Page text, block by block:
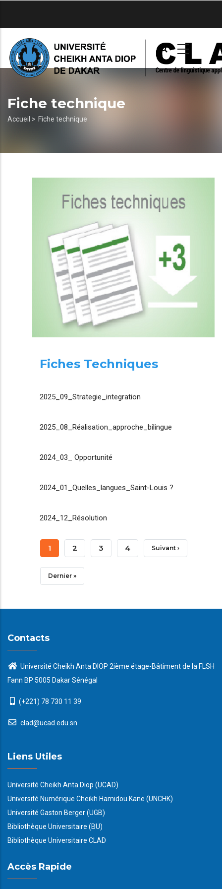
principal
Fiche technique
Fil
Accueil > Fiche technique
Fiches Techniques
2025_09_Strategie_integration
2025_08_Réalisation_approche_bilingue
2024_03_ Opportunité
2024_01_Quelles_langues_Saint-Louis ?
2024_12_Résolution
Pagination
Page
Courante
1 Page
2 Page
3 Page
4 Page
Suivant ›
Dernière
Dernier »
Contacts
Université Cheikh Anta DIOP 2ième étage-Bâtiment de la FLSH
Fann BP 5005 Dakar Sénégal
(+221) 78 730 11 39
clad@ucad.edu.sn
Liens Utiles
Université Cheikh Anta Diop (UCAD)
Université Numérique Cheikh Hamidou Kane (UNCHK)
Université Gaston Berger (UGB)
Bibliothèque Universitaire (BU)
Bibliothèque Universitaire CLAD
Accès Rapide